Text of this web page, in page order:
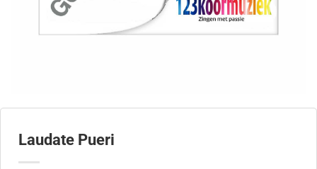
Laudate Pueri